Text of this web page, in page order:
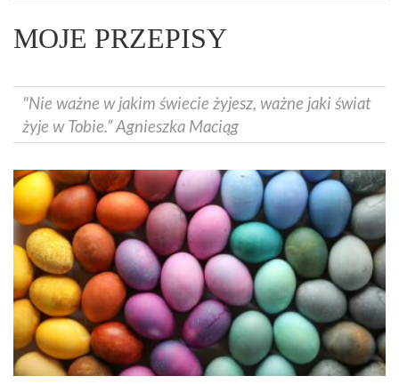
MOJE PRZEPISY
"Nie ważne w jakim świecie żyjesz, ważne jaki świat
żyje w Tobie.” Agnieszka Maciąg